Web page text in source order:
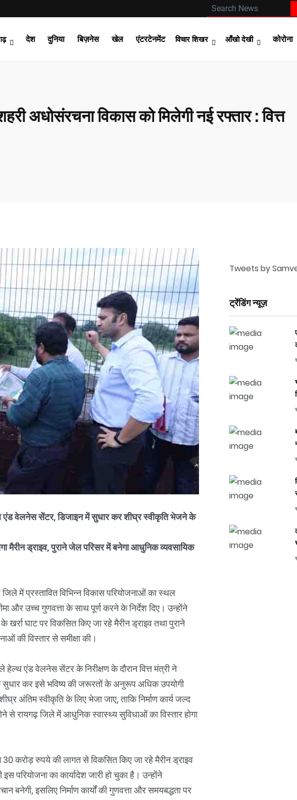
देश दुनिया बिज़नेस खेल एंटरटेनमेंट विचार शिखर आँखो देखी कोरोना
अधोसंरचना विकास को मिलेगी नई रफ्तार : वित्त
वेलनेस सेंटर, डिजाइन में सुधार कर शीघ्र स्वीकृति भेजने के
मैरीन ड्राइव, पुराने जेल परिसर में बनेगा आधुनिक व्यवसायिक
जिले में प्रस्तावित विभिन्न विकास परियोजनाओं का स्थल
और उच्च गुणवत्ता के साथ पूर्ण करने के निर्देश दिए। उन्होंने
घाट पर विकसित किए जा रहे मैरीन ड्राइव तथा पुराने
की विस्तार से समीक्षा की।
एंड वेलनेस सेंटर के निरीक्षण के दौरान वित्त मंत्री ने
सुधार कर इसे भविष्य की जरूरतों के अनुरूप अधिक उपयोगी
अंतिम स्वीकृति के लिए भेजा जाए, ताकि निर्माण कार्य जल्द
से रायगढ़ जिले में आधुनिक स्वास्थ्य सुविधाओं का विस्तार होगा
30 करोड़ रुपये की लागत से विकसित किए जा रहे मैरीन ड्राइव
परियोजना का कार्यादेश जारी हो चुका है। उन्होंने
बनेगी, इसलिए निर्माण कार्यों की गुणवत्ता और समयबद्धता पर
Tweets by
ट्रेंडिंग न्यूज़